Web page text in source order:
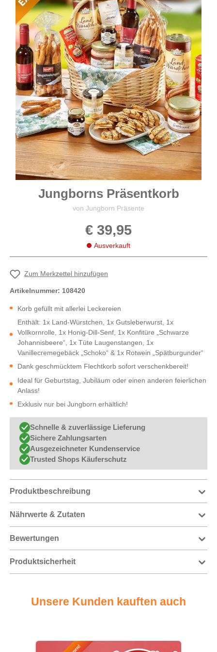
Jungborns Präsentkorb
von Jungborn Präsente
€ 39,95
Ausverkauft
Zum Merkzettel hinzufügen
Artikelnummer: 108420
Korb gefüllt mit allerlei Leckereien
Enthält: 1x Land-Würstchen, 1x Gutsleberwurst, 1x
Vollkornrolle, 1x Honig-Dill-Senf, 1x Konfitüre „Schwarze
Johannisbeere“, 1x Tüte Laugenstangen, 1x
Vanillecremegebäck „Schoko“ & 1x Rotwein „Spätburgunder“
Dank geschmücktem Flechtkorb sofort verschenkbereit!
Ideal für Geburtstag, Jubiläum oder einen anderen feierlichen
Anlass!
Exklusiv nur bei Jungborn erhältlich!
Schnelle & zuverlässige Lieferung
Sichere Zahlungsarten
Ausgezeichneter Kundenservice
Trusted Shops Käuferschutz
Produktbeschreibung
Nährwerte & Zutaten
Bewertungen
Produktsicherheit
Unsere Kunden kauften auch
Produktgalerie überspringen